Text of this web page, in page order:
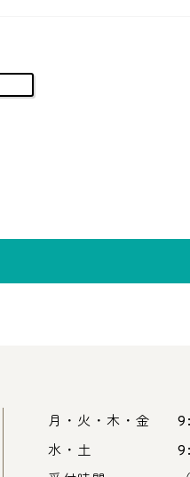
月・火・木・金
水・土